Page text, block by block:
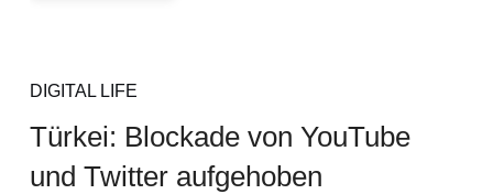
DIGITAL LIFE
Türkei: Blockade von YouTube
und Twitter aufgehoben